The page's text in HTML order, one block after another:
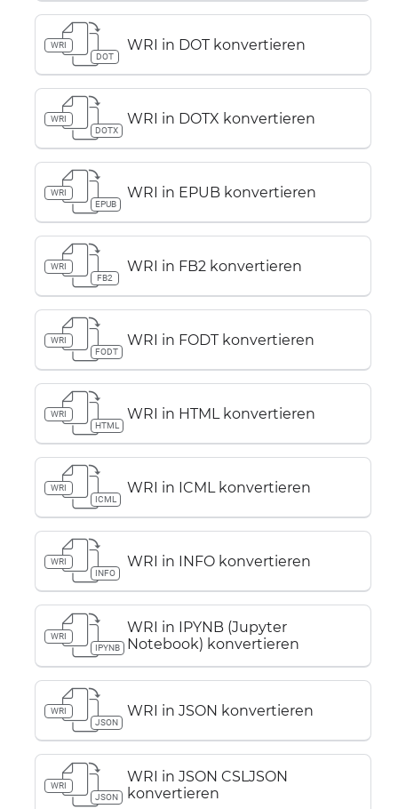
WRI
DOT
WRI in DOT konvertieren
WRI
DOTX
WRI in DOTX konvertieren
WRI
EPUB
WRI in EPUB konvertieren
WRI
FB2
WRI in FB2 konvertieren
WRI
FODT
WRI in FODT konvertieren
WRI
HTML
WRI in HTML konvertieren
WRI
ICML
WRI in ICML konvertieren
WRI
INFO
WRI in INFO konvertieren
WRI
IPYNB
WRI in IPYNB (Jupyter
Notebook) konvertieren
WRI
JSON
WRI in JSON konvertieren
WRI
JSON
WRI in JSON CSLJSON
konvertieren